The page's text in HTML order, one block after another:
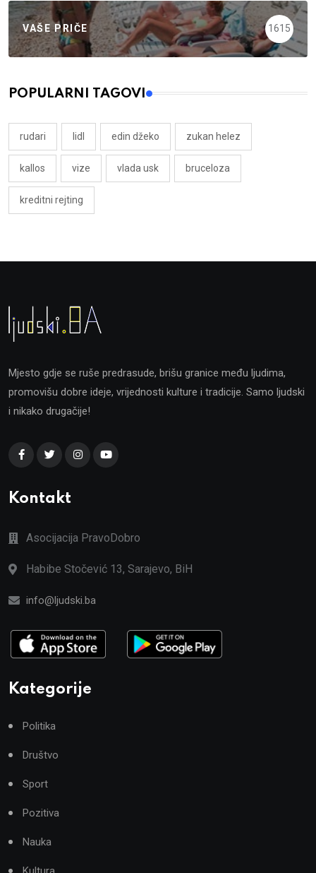
VAŠE PRIČE 1615
POPULARNI TAGOVI
rudari lidl edin džeko zukan helez
kallos vize vlada usk bruceloza
kreditni rejting
Mjesto gdje se ruše predrasude, brišu granice među ljudima,
promovišu dobre ideje, vrijednosti kulture i tradicije. Samo ljudski
i nikako drugačije!
Kontakt
Asocijacija PravoDobro
Habibe Stočević 13, Sarajevo, BiH
info@ljudski.ba
Kategorije
Politika
Društvo
Sport
Pozitiva
Nauka